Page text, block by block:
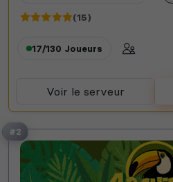
(15)
17/130 Joueurs
Voir le serveur
#2